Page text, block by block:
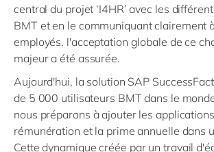
central du projet ‘I4HR’ avec les
BMT et en le communiquant clairement
employés, l'acceptation globale de ce
majeur a été assurée.
Aujourd'hui, la solution SAP
de 5 000 utilisateurs BMT dans le
nous préparons à ajouter les
rémunération et la prime annuelle dans
Cette dynamique créée par un travail